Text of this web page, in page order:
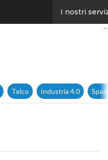
I nostri
Telco Industria 4.0